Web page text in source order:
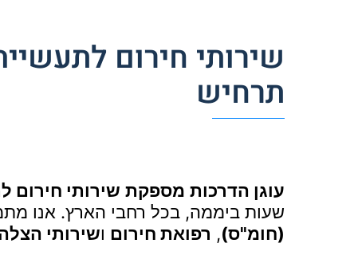
תרחיש
עוגן הדרכות מספקת שירותי חירום
שעות ביממה, בכל רחבי הארץ. אנו
(חומ"ס), רפואת חירום ושירותי